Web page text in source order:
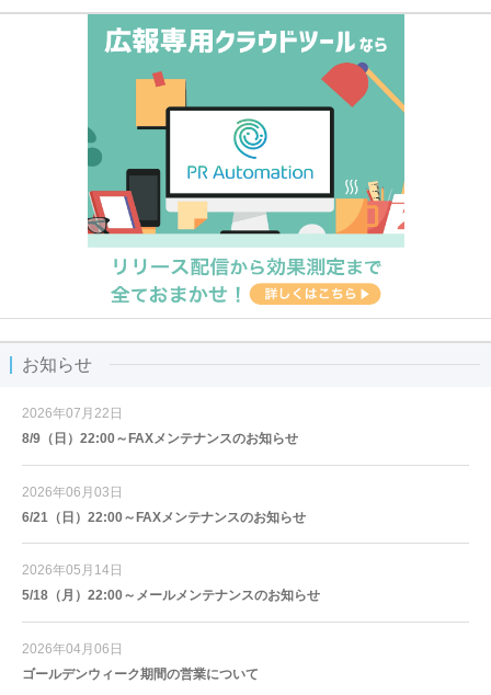
お知らせ
2026年07月22日
8/9（日）22:00～FAXメンテナンスのお知らせ
2026年06月03日
6/21（日）22:00～FAXメンテナンスのお知らせ
2026年05月14日
5/18（月）22:00～メールメンテナンスのお知らせ
2026年04月06日
ゴールデンウィーク期間の営業について